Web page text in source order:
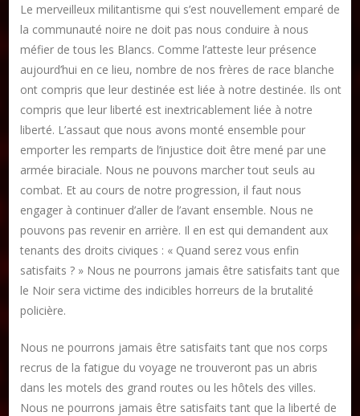
Le merveilleux militantisme qui s’est nouvellement emparé de
la communauté noire ne doit pas nous conduire à nous
méfier de tous les Blancs. Comme l’atteste leur présence
aujourd’hui en ce lieu, nombre de nos frères de race blanche
ont compris que leur destinée est liée à notre destinée. Ils ont
compris que leur liberté est inextricablement liée à notre
liberté. L’assaut que nous avons monté ensemble pour
emporter les remparts de l’injustice doit être mené par une
armée biraciale. Nous ne pouvons marcher tout seuls au
combat. Et au cours de notre progression, il faut nous
engager à continuer d’aller de l’avant ensemble. Nous ne
pouvons pas revenir en arrière. Il en est qui demandent aux
tenants des droits civiques : « Quand serez vous enfin
satisfaits ? » Nous ne pourrons jamais être satisfaits tant que
le Noir sera victime des indicibles horreurs de la brutalité
policière.
Nous ne pourrons jamais être satisfaits tant que nos corps
recrus de la fatigue du voyage ne trouveront pas un abris
dans les motels des grand routes ou les hôtels des villes.
Nous ne pourrons jamais être satisfaits tant que la liberté de